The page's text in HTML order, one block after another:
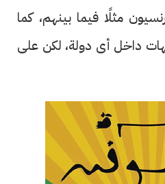
مثلًا فيما بينهم، كما
داخل أى دولة، لكن على